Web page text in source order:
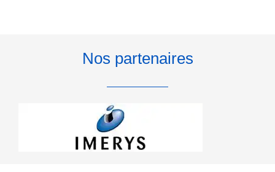
Nos partenaires